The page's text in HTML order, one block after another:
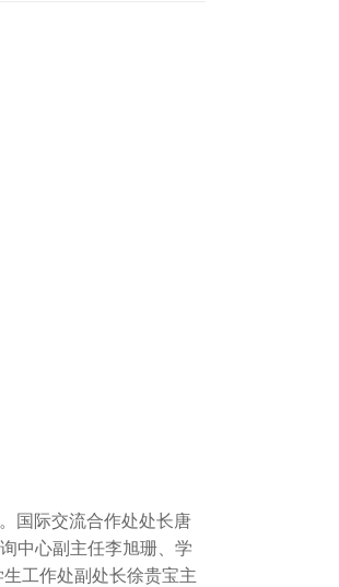
国际交流合作处处长唐
中心副主任李旭珊、学
工作处副处长徐贵宝主